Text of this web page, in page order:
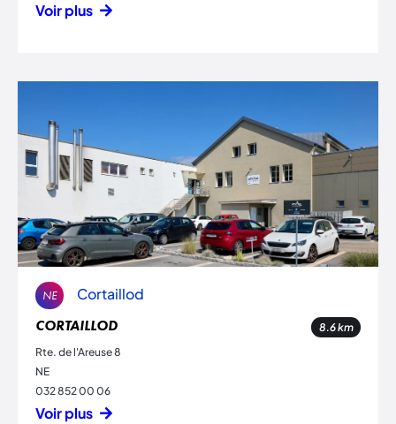
Voir plus
NE Cortaillod
CORTAILLOD 8.6km
Rte. de l'Areuse 8
NE
032 852 00 06
Voir plus